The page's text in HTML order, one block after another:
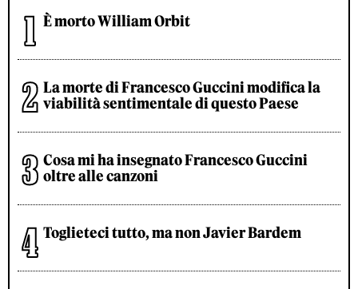
È morto William Orbit
La morte di Francesco Guccini modifica la
viabilità sentimentale di questo Paese
Cosa mi ha insegnato Francesco Guccini
oltre alle canzoni
Toglieteci tutto, ma non Javier Bardem